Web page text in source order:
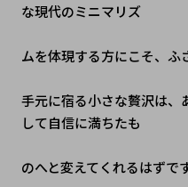
な現代のミニマリズ
ムを体現する方にこそ、ふ
手元に宿る小さな贅沢は、
して自信に満ちたも
のへと変えてくれるはずです